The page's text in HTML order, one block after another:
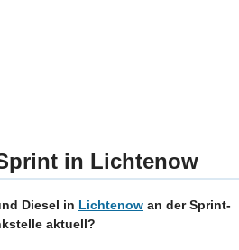
in Lichtenow
Diesel in Lichtenow an der Sprint-
aktuell?